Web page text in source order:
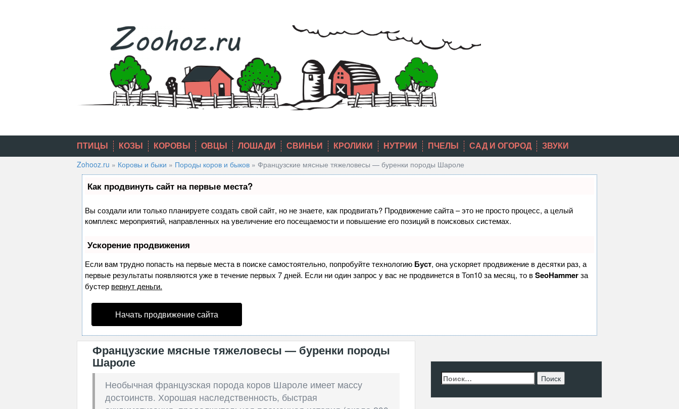
ПТИЦЫ КОЗЫ КОРОВЫ ОВЦЫ ЛОШАДИ СВИНЬИ КРОЛИКИ НУТРИИ ПЧЕЛЫ САД И ОГОРОД ЗВУКИ
Zohooz.ru » Коровы и быки » Породы коров и быков » Французские мясные тяжеловесы — буренки породы Шароле
Как продвинуть сайт на первые места?
Вы создали или только планируете создать свой сайт, но не знаете, как продвигать? Продвижение сайта – это не просто процесс, а целый
комплекс мероприятий, направленных на увеличение его посещаемости и повышение его позиций в поисковых системах.
Ускорение продвижения
Если вам трудно попасть на первые места в поиске самостоятельно, попробуйте технологию Буст, она ускоряет продвижение в десятки раз, а
первые результаты появляются уже в течение первых 7 дней. Если ни один запрос у вас не продвинется в Топ10 за месяц, то вSeoHammerза
бустер вернут деньги.
Начать продвижение сайта
Французские мясные тяжеловесы — буренки породы
Шароле
Необычная французская порода коров Шароле имеет массу
достоинств. Хорошая наследственность, быстрая
Найти: